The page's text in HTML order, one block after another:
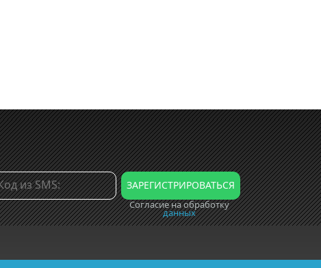
Согласие на обработку
данных